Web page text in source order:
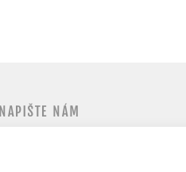
NAPIŠTE NÁM